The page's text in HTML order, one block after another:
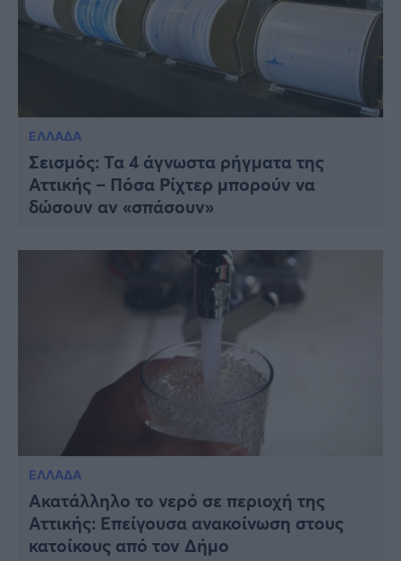
ΕΛΛΑΔΑ
Σεισμός: Τα 4 άγνωστα ρήγματα της
Αττικής – Πόσα Ρίχτερ μπορούν να
δώσουν αν «σπάσουν»
ΕΛΛΑΔΑ
Ακατάλληλο το νερό σε περιοχή της
Αττικής: Επείγουσα ανακοίνωση στους
κατοίκους από τον Δήμο